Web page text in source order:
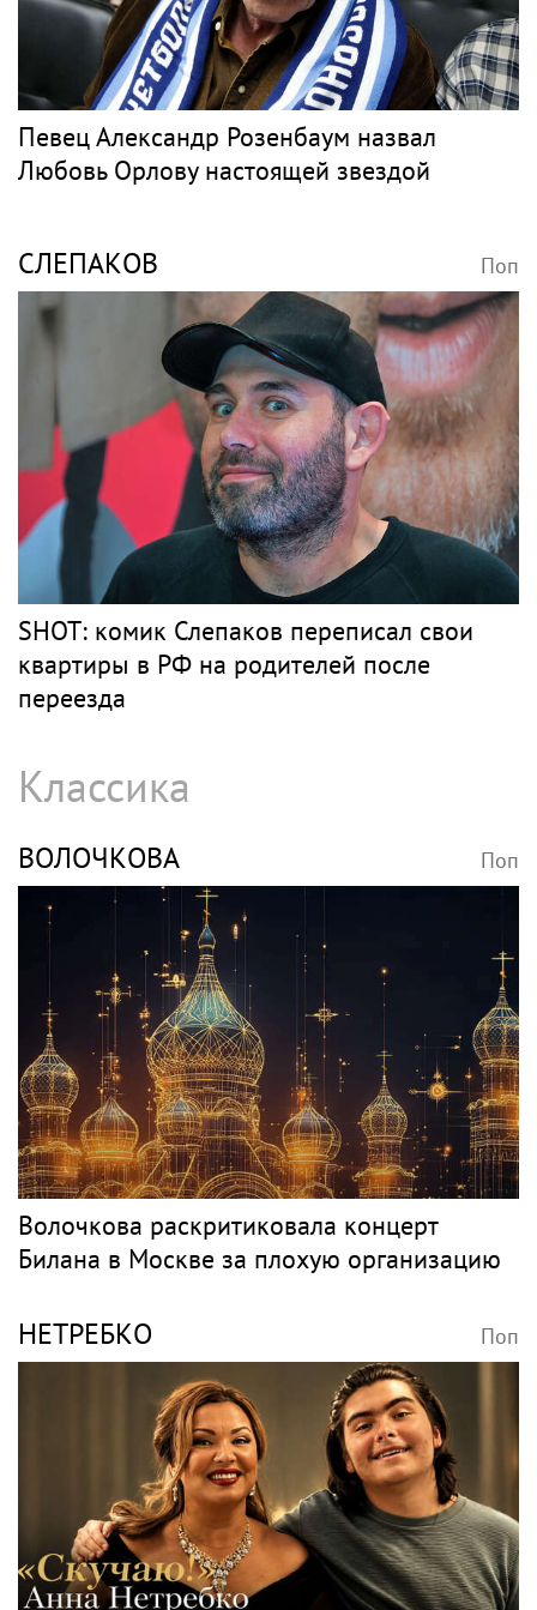
Певец Александр Розенбаум назвал
Любовь Орлову настоящей звездой
СЛЕПАКОВ Поп
SHOT: комик Слепаков переписал свои
квартиры в РФ на родителей после
переезда
Классика
ВОЛОЧКОВА Поп
Волочкова раскритиковала концерт
Билана в Москве за плохую организацию
НЕТРЕБКО Поп